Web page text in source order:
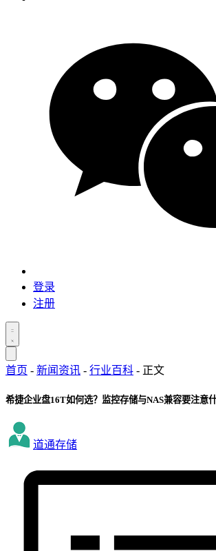
登录
注册
首页 - 新闻资讯 - 行业百科 - 正文
希捷企业盘16T如何选？监控存储与NAS兼容要注意什
道通存储